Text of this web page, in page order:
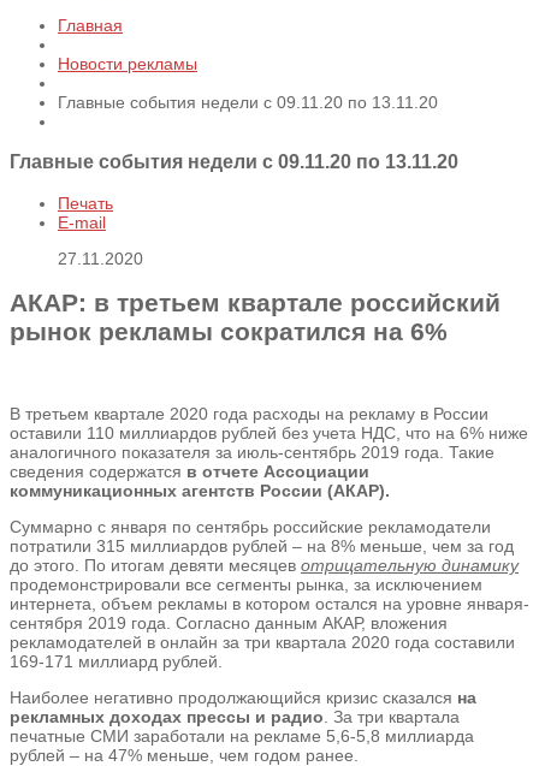
Главная
Новости рекламы
Главные события недели с 09.11.20 по 13.11.20
Главные события недели с 09.11.20 по 13.11.20
Печать
E-mail
27.11.2020
АКАР: в третьем квартале российский
рынок рекламы сократился на 6%
В третьем квартале 2020 года расходы на рекламу в России
оставили 110 миллиардов рублей без учета НДС, что на 6% ниже
аналогичного показателя за июль-сентябрь 2019 года. Такие
сведения содержатся в отчете Ассоциации
коммуникационных агентств России (АКАР).
Суммарно с января по сентябрь российские рекламодатели
потратили 315 миллиардов рублей – на 8% меньше, чем за год
до этого. По итогам девяти месяцев отрицательную динамику
продемонстрировали все сегменты рынка, за исключением
интернета, объем рекламы в котором остался на уровне января-
сентября 2019 года. Согласно данным АКАР, вложения
рекламодателей в онлайн за три квартала 2020 года составили
169-171 миллиард рублей.
Наиболее негативно продолжающийся кризис сказался на
рекламных доходах прессы и радио . За три квартала
печатные СМИ заработали на рекламе 5,6-5,8 миллиарда
рублей – на 47% меньше, чем годом ранее.